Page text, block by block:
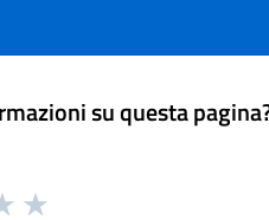
su questa